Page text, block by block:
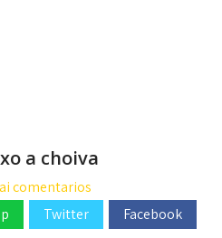
a choiva
comentarios
Twitter Facebook